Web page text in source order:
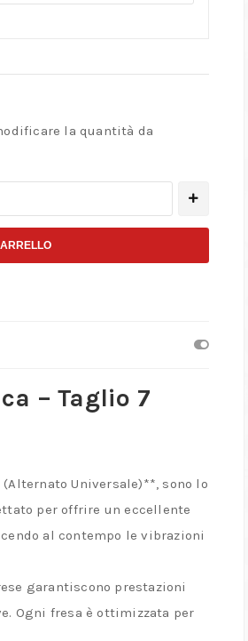
la quantità da
– Taglio 7
Universale)**, sono lo
per offrire un eccellente
al contempo le vibrazioni
garantiscono prestazioni
Ogni fresa è ottimizzata per